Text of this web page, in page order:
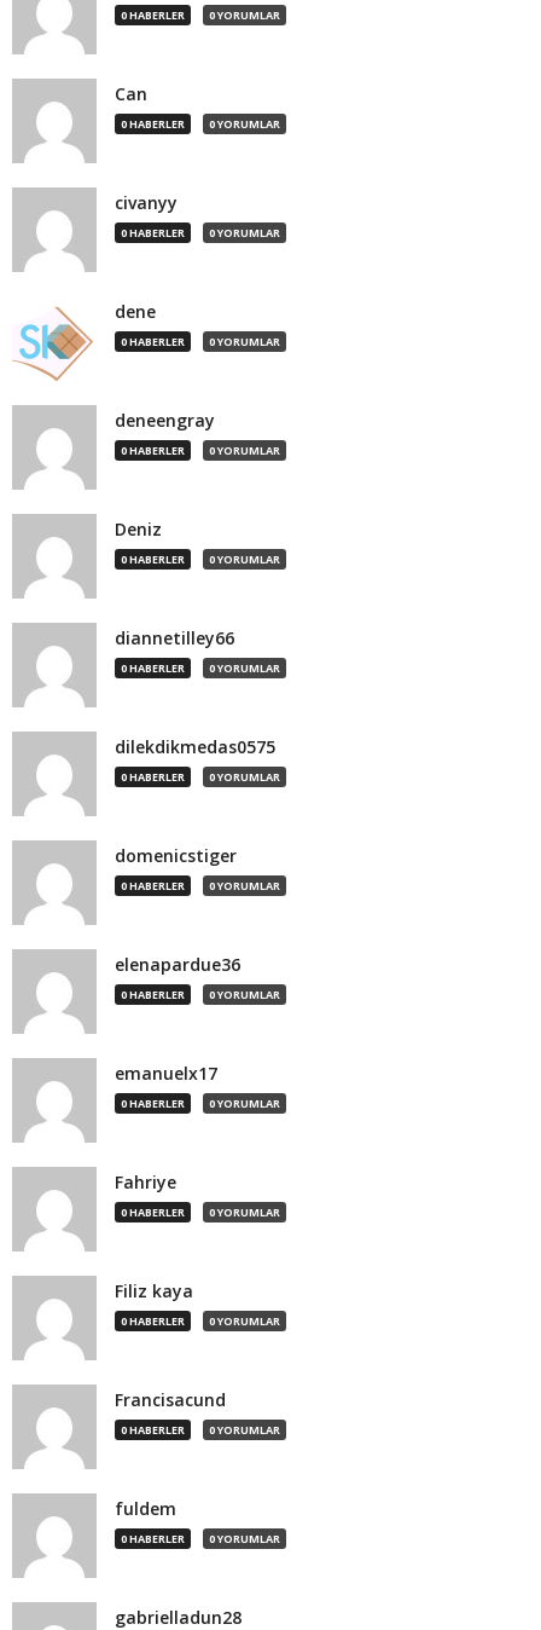
0 HABERLER 0 YORUMLAR
Can
0 HABERLER 0 YORUMLAR
civanyy
0 HABERLER 0 YORUMLAR
dene
0 HABERLER 0 YORUMLAR
deneengray
0 HABERLER 0 YORUMLAR
Deniz
0 HABERLER 0 YORUMLAR
diannetilley66
0 HABERLER 0 YORUMLAR
dilekdikmedas0575
0 HABERLER 0 YORUMLAR
domenicstiger
0 HABERLER 0 YORUMLAR
elenapardue36
0 HABERLER 0 YORUMLAR
emanuelx17
0 HABERLER 0 YORUMLAR
Fahriye
0 HABERLER 0 YORUMLAR
Filiz kaya
0 HABERLER 0 YORUMLAR
Francisacund
0 HABERLER 0 YORUMLAR
fuldem
0 HABERLER 0 YORUMLAR
gabrielladun28